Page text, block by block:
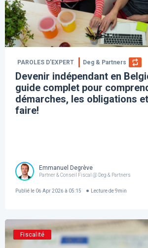
PAROLES D’EXPERT Deg & Partners
Devenir indépendant en
guide complet pour
démarches, les obligations
faire!
Emmanuel Degrève
Partner & Conseil Fiscal @ Deg & Partners
Publié le 06 Apr 2026 à 05:15 Lecture de 9min
Fiscalité